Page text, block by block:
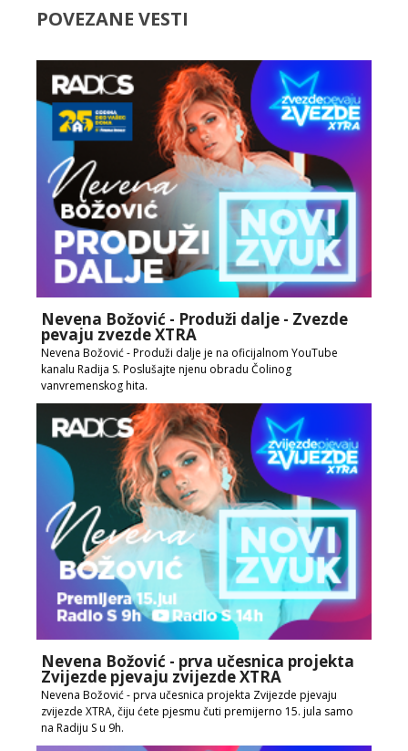
POVEZANE VESTI
Nevena Božović - Produži dalje - Zvezde
pevaju zvezde XTRA
Nevena Božović - Produži dalje je na oficijalnom YouTube
kanalu Radija S. Poslušajte njenu obradu Čolinog
vanvremenskog hita.
Nevena Božović - prva učesnica projekta
Zvijezde pjevaju zvijezde XTRA
Nevena Božović - prva učesnica projekta Zvijezde pjevaju
zvijezde XTRA, čiju ćete pjesmu čuti premijerno 15. jula samo
na Radiju S u 9h.